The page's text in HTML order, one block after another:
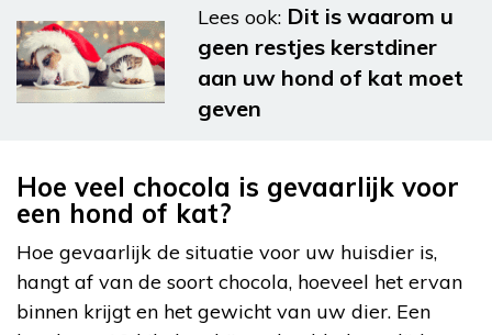
Lees ook: Dit is waarom u
geen restjes kerstdiner
aan uw hond of kat moet
geven
Hoe veel chocola is gevaarlijk voor
een hond of kat?
Hoe gevaarlijk de situatie voor uw huisdier is,
hangt af van de soort chocola, hoeveel het ervan
binnen krijgt en het gewicht van uw dier. Een